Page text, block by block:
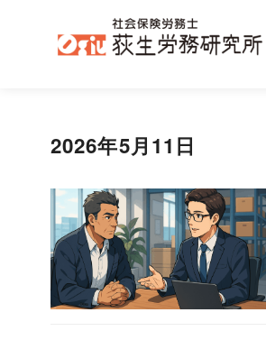
2026年5月11日